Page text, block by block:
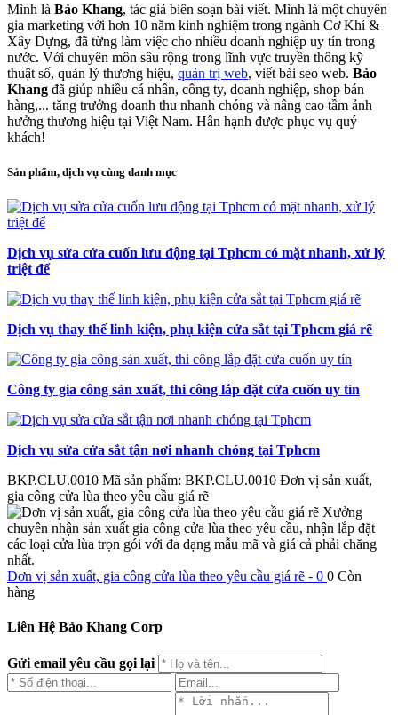
Mình là Bảo Khang, tác giả biên soạn bài viết. Mình là một chuyên
gia marketing với hơn 10 năm kinh nghiệm trong ngành Cơ Khí &
Xây Dựng, đã từng làm việc cho nhiều doanh nghiệp uy tín trong
nước. Với chuyên môn sâu rộng trong lĩnh vực truyền thông kỹ
thuật số, quản lý thương hiệu, quản trị web, viết bài seo web. Bảo
Khang đã giúp nhiều cá nhân, công ty, doanh nghiệp, shop bán
hàng,... tăng trưởng doanh thu nhanh chóng và nâng cao tầm ảnh
hưởng thương hiệu tại Việt Nam. Hân hạnh được phục vụ quý
khách!
Sản phẩm, dịch vụ cùng danh mục
Dịch vụ sửa cửa cuốn lưu động tại Tphcm có mặt nhanh, xử lý
triệt để
Dịch vụ thay thế linh kiện, phụ kiện cửa sắt tại Tphcm giá rẽ
Công ty gia công sản xuất, thi công lắp đặt cửa cuốn uy tín
Dịch vụ sửa cửa sắt tận nơi nhanh chóng tại Tphcm
BKP.CLU.0010 Mã sản phẩm: BKP.CLU.0010 Đơn vị sản xuất,
gia công cửa lùa theo yêu cầu giá rẽ
Xưởng
chuyên nhận sản xuất gia công cửa lùa theo yêu cầu, nhận lắp đặt
các loại cửa lùa trọn gói với đa dạng mẫu mã và giá cả phải chăng
nhất.
Đơn vị sản xuất, gia công cửa lùa theo yêu cầu giá rẽ - 0 0 Còn
hàng
Liên Hệ Bảo Khang Corp
Gửi email yêu cầu gọi lại